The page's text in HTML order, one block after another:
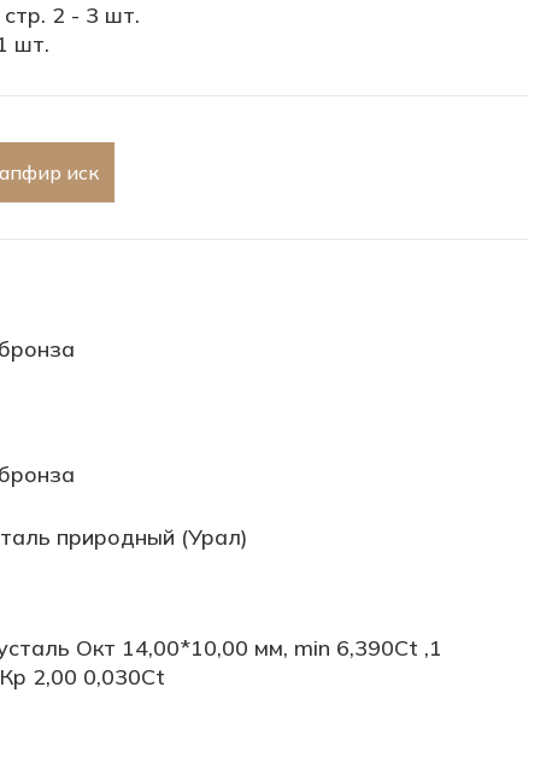
2 - 3 шт.
шт.
иск
природный (Урал)
Окт 14,00*10,00 мм, min 6,390Ct ,1
2,00 0,030Ct